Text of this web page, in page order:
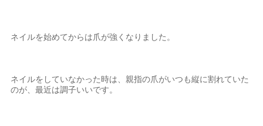
ネイルを始めてからは爪が強くなりました。
ネイルをしていなかった時は、親指の爪がいつも縦に割れていた
のが、最近は調子いいです。